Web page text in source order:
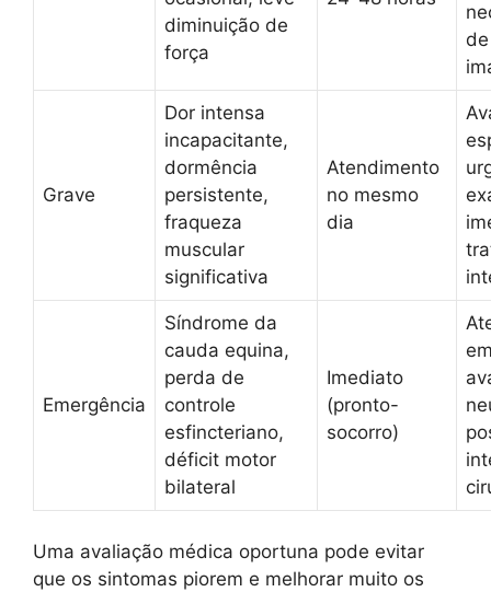
diminuição de
força
Grave
Dor intensa
incapacitante,
dormência
persistente,
fraqueza
muscular
significativa
Atendimento
no mesmo
dia
Emergência
Síndrome da
cauda equina,
perda de
controle
esfincteriano,
déficit motor
bilateral
Imediato
(pronto-
socorro)
Uma avaliação médica oportuna pode evitar
que os sintomas piorem e melhorar muito os